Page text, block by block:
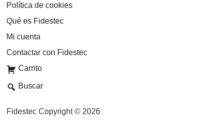
Política de cookies
Qué es Fidestec
Mi cuenta
Contactar con Fidestec
Carrito
Buscar
Fidestec Copyright © 2026